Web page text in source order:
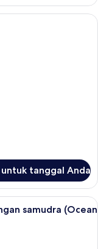
minibar, brankas,
tanggal Anda
Tidur King,
samudra (Ocean